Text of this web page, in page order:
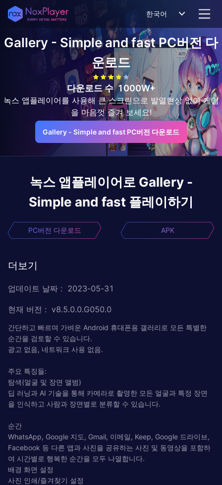
한국어
Gallery - Simple and fastPC버전 다
운로드
다운로드 수 1000W+
녹스 앱플레이어를 사용해 큰 스크린으로 발열현상 없이 게임
을 마음껏 즐겨 보세요!
Gallery - Simple and fast PC버전 다운로드
녹스 앱플레이어로 Gallery -
Simple and fast 플레이하기
PC버전 다운로드 APK
더보기
업데이트 날짜 : 2023-05-31
현재 버전 : v8.5.0.0.G050.0
간단하고 빠르며 가벼운 Android 휴대폰용 갤러리로 모든 특별한
순간을 검토할 수 있습니다.
광고 없음, 네트워크 사용 없음.
주요 특징들:
탐색(얼굴 및 장면 앨범)
딥 러닝과 AI 기술을 통해 카메라로 촬영한 모든 얼굴과 특정 장면
을 인식하고 사람과 장면별로 분류할 수 있습니다.
순간
WhatsApp, Google 지도, Gmail, 이메일, Keep, Google 드라이브,
Facebook 등 다른 앱과 사진을 공유하는 사진 및 동영상을 포함하
여 시간별로 행복한 순간을 모두 나열합니다.
배경 화면 설정
사진 인쇄/즐겨찾기 설정